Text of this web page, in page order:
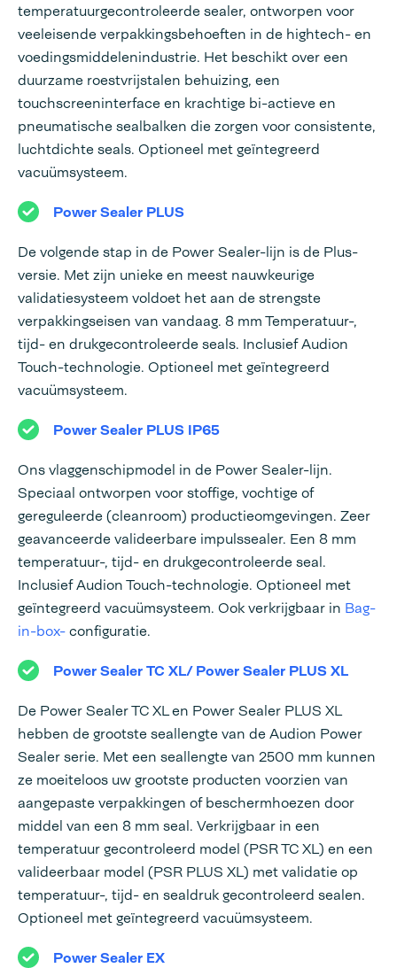
temperatuurgecontroleerde sealer, ontworpen voor
veeleisende verpakkingsbehoeften in de hightech- en
voedingsmiddelenindustrie. Het beschikt over een
duurzame roestvrijstalen behuizing, een
touchscreeninterface en krachtige bi-actieve en
pneumatische sealbalken die zorgen voor consistente,
luchtdichte seals. Optioneel met geïntegreerd
vacuümsysteem.
Power Sealer PLUS
De volgende stap in de Power Sealer-lijn is de Plus-
versie. Met zijn unieke en meest nauwkeurige
validatiesysteem voldoet het aan de strengste
verpakkingseisen van vandaag. 8 mm Temperatuur-,
tijd- en drukgecontroleerde seals. Inclusief Audion
Touch-technologie. Optioneel met geïntegreerd
vacuümsysteem.
Power Sealer PLUS IP65
Ons vlaggenschipmodel in de Power Sealer-lijn.
Speciaal ontworpen voor stoffige, vochtige of
gereguleerde (cleanroom) productieomgevingen. Zeer
geavanceerde valideerbare impulssealer. Een 8 mm
temperatuur-, tijd- en drukgecontroleerde seal.
Inclusief Audion Touch-technologie. Optioneel met
geïntegreerd vacuümsysteem. Ook verkrijgbaar in Bag-
in-box-configuratie.
Power Sealer TC XL/ Power Sealer PLUS XL
De Power Sealer TC XL en Power Sealer PLUS XL
hebben de grootste seallengte van de Audion Power
Sealer serie. Met een seallengte van 2500 mm kunnen
ze moeiteloos uw grootste producten voorzien van
aangepaste verpakkingen of beschermhoezen door
middel van een 8 mm seal. Verkrijgbaar in een
temperatuur gecontroleerd model (PSR TC XL) en een
valideerbaar model (PSR PLUS XL) met validatie op
temperatuur-, tijd- en sealdruk gecontroleerd sealen.
Optioneel met geïntegreerd vacuümsysteem.
Power Sealer EX